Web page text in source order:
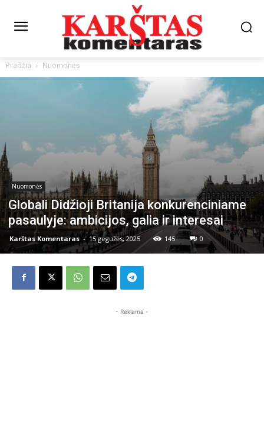
Pradžia Nuomonės
Nuomonės
Globali Didžioji Britanija konkurenciniame
pasaulyje: ambicijos, galia ir interesai
Karštas Komentaras - 15 gegužės, 2025 145 0
- Reklama -